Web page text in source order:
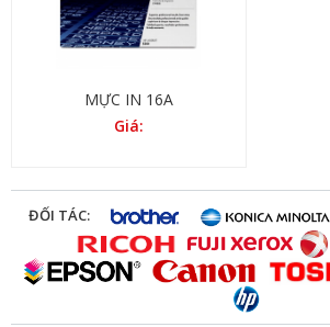
MỰC IN 16A
Giá:
ĐỐI TÁC: